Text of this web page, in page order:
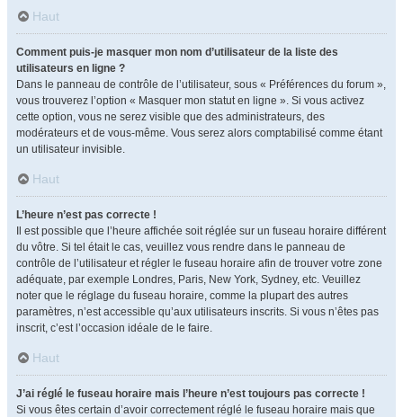
Haut
Comment puis-je masquer mon nom d’utilisateur de la liste des
utilisateurs en ligne ?
Dans le panneau de contrôle de l’utilisateur, sous « Préférences du forum »,
vous trouverez l’option « Masquer mon statut en ligne ». Si vous activez
cette option, vous ne serez visible que des administrateurs, des
modérateurs et de vous-même. Vous serez alors comptabilisé comme étant
un utilisateur invisible.
Haut
L’heure n’est pas correcte !
Il est possible que l’heure affichée soit réglée sur un fuseau horaire différent
du vôtre. Si tel était le cas, veuillez vous rendre dans le panneau de
contrôle de l’utilisateur et régler le fuseau horaire afin de trouver votre zone
adéquate, par exemple Londres, Paris, New York, Sydney, etc. Veuillez
noter que le réglage du fuseau horaire, comme la plupart des autres
paramètres, n’est accessible qu’aux utilisateurs inscrits. Si vous n’êtes pas
inscrit, c’est l’occasion idéale de le faire.
Haut
J’ai réglé le fuseau horaire mais l’heure n’est toujours pas correcte !
Si vous êtes certain d’avoir correctement réglé le fuseau horaire mais que